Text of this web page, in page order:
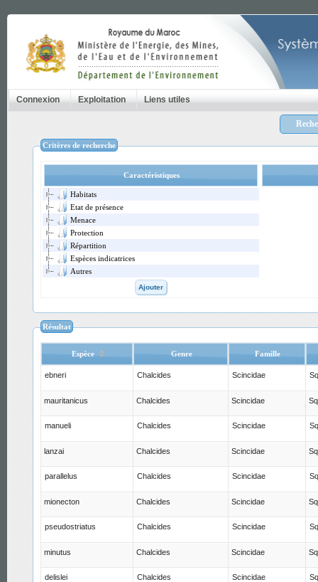
Connexion Exploitation Liens utiles
Critères de recherche
Caractéristiques
Habitats
Etat de présence
Menace
Protection
Répartition
Espèces indicatrices
Autres
Ajouter
Résultat
Espèce Genre Famille
ebneri Chalcides Scincidae
mauritanicus Chalcides Scincidae
manueli Chalcides Scincidae
lanzai Chalcides Scincidae
parallelus Chalcides Scincidae
mionecton Chalcides Scincidae
pseudostriatus Chalcides Scincidae
minutus Chalcides Scincidae
delislei Chalcides Scincidae